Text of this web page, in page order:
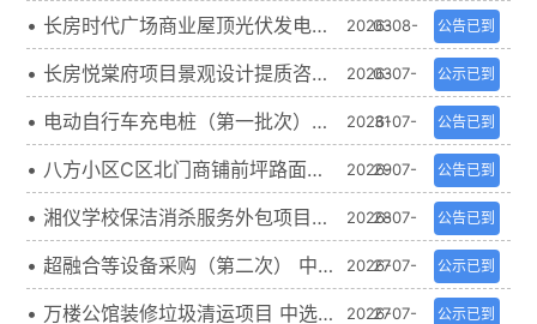
项目 中选候选人公示
03
期
• 长房时代广场商业屋顶光伏发电项
目设计施工总承包(EPC)采购公告
2026-08-
03
公告已到
期
• 长房悦棠府项目景观设计提质咨询
询比 中选候选人公示
2026-07-
31
公示已到
期
• 电动自行车充电桩（第一批次）采
购及安装服务询比公告
2026-07-
29
公告已到
期
• 八方小区C区北门商铺前坪路面改
造工程项目 询比公告
2026-07-
28
公告已到
期
• 湘仪学校保洁消杀服务外包项目直
接采购公示
2026-07-
27
公告已到
期
• 超融合等设备采购（第二次） 中选
候选人公示
2026-07-
27
公示已到
期
• 万楼公馆装修垃圾清运项目 中选候
2026-07-
公示已到